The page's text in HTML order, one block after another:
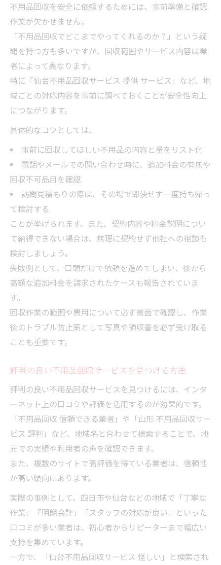
不用品回収を安全に依頼するためには、事前準備と確認
作業が欠かせません。
「不用品回収でどこまでやってくれるのか？」という疑
問を持つ方も多いですが、回収範囲やサービス内容は業
者によって異なります。
特に「仙台不用品回収サービス 提供 サービス」など、地
域ごとの対応内容を事前に調べておくことが安全性向上
につながります。
具体的なコツとしては、
事前に回収してほしい不用品の内容と量をリスト化
電話やメールでの問い合わせ時に、追加料金の有無や
回収不可品目を確認
訪問見積もりの際は、その場で即決せず一度持ち帰っ
て検討する
ことが挙げられます。また、契約内容や料金説明につい
て納得できない場合は、無理に契約せず他社への相談も
検討しましょう。
失敗例として、口頭だけで依頼を進めてしまい、後から
高額な追加料金を請求されたケースも報告されていま
す。
回収作業の範囲や費用について必ず書面で確認し、作業
後のトラブル防止策として写真や領収書を必ず受け取る
ことも重要です。
評判の良い不用品回収サービスを見つける方法
評判の良い不用品回収サービスを見つけるには、インタ
ーネット上の口コミや評価を活用するのが効果的です。
「不用品回収 信頼できる業者」や「山形 不用品回収サー
ビス 評判」など、地域名と合わせて検索することで、地
元での実績や利用者の声を確認できます。
また、複数のサイトで高評価を得ている業者は、信頼性
が高い傾向にあります。
実際の事例として、四日市や仙台などの地域で「丁寧な
作業」「明朗会計」「スタッフの対応が良い」といった
口コミが多い業者は、初心者からリピーターまで幅広い
支持を集めています。
一方で、「仙台不用品回収サービス 怪しい」と検索され